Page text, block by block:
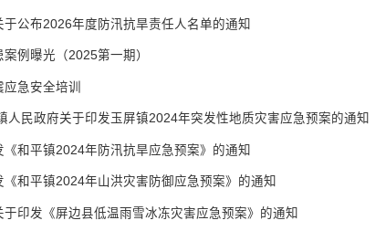
公布2026年度防汛抗旱责任人名单的通知
例曝光（2025第一期）
急安全培训
人民政府关于印发玉屏镇2024年突发性地质灾害应急预案的通知
和平镇2024年防汛抗旱应急预案》的通知
和平镇2024年山洪灾害防御应急预案》的通知
印发《屏边县低温雨雪冰冻灾害应急预案》的通知